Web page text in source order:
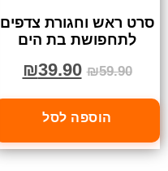
סרט ראש וחגורת צדפים
לתחפושת בת הים
₪59.90
₪39.90
הוספה לסל